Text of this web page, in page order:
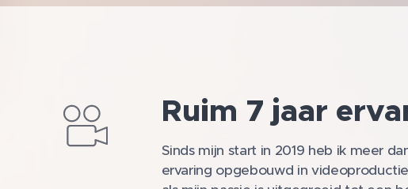
Ruim 7 jaar
Sinds mijn start in 2019 heb ik meer
ervaring opgebouwd in